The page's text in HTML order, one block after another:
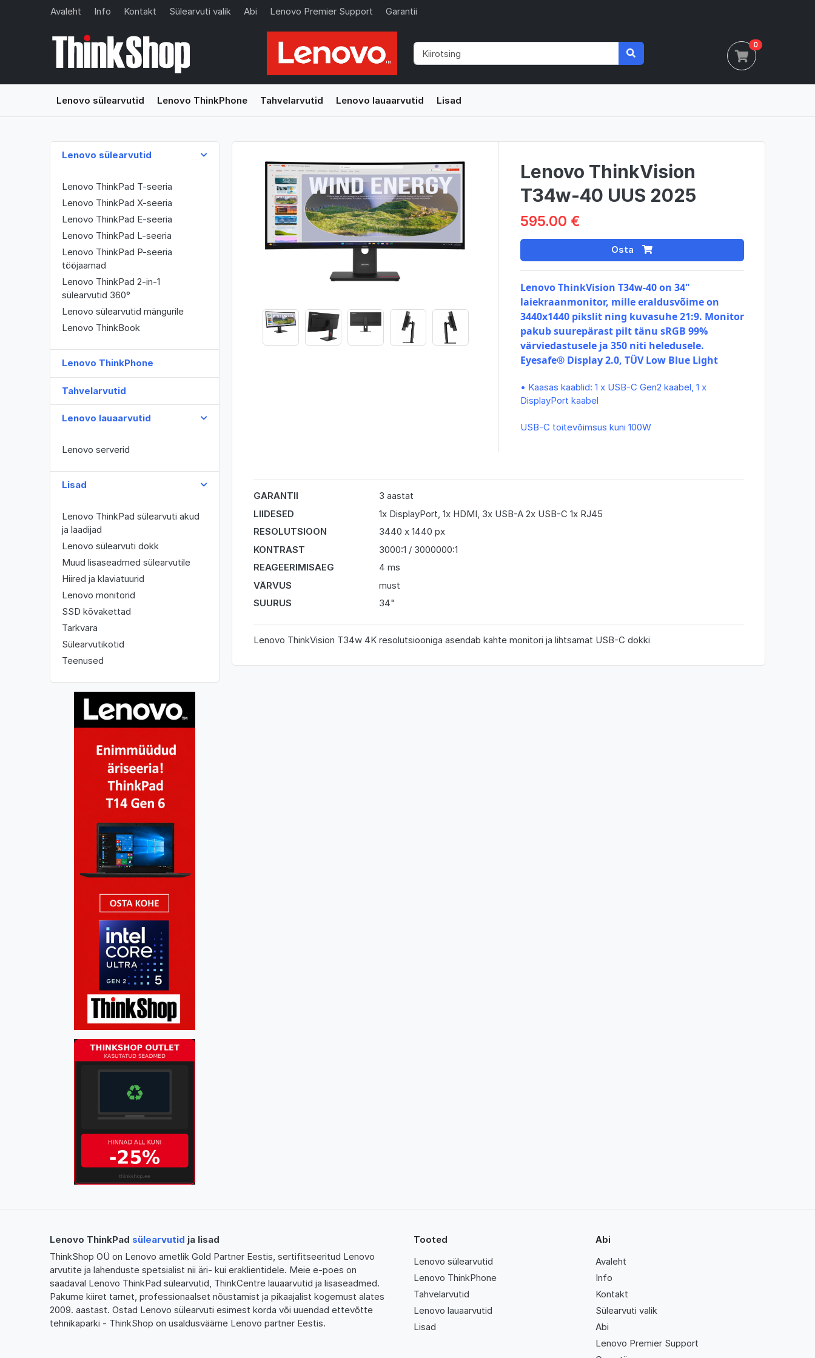
Avaleht Info Kontakt Sülearvuti valik Abi Lenovo Premier Support Garantii
0
Lenovo sülearvutid Lenovo ThinkPhone Tahvelarvutid Lenovo lauaarvutid Lisad
Lenovo sülearvutid
Lenovo ThinkPad T-seeria
Lenovo ThinkPad X-seeria
Lenovo ThinkPad E-seeria
Lenovo ThinkPad L-seeria
Lenovo ThinkPad P-seeria
tööjaamad
Lenovo ThinkPad 2-in-1
sülearvutid 360°
Lenovo sülearvutid mängurile
Lenovo ThinkBook
Lenovo ThinkPhone
Tahvelarvutid
Lenovo lauaarvutid
Lenovo serverid
Lisad
Lenovo ThinkPad sülearvuti akud
ja laadijad
Lenovo sülearvuti dokk
Muud lisaseadmed sülearvutile
Hiired ja klaviatuurid
Lenovo monitorid
SSD kõvakettad
Tarkvara
Sülearvutikotid
Teenused
Lenovo ThinkVision
T34w-40 UUS 2025
595.00 €
Osta
Lenovo ThinkVision T34w-40 on 34"
laiekraanmonitor, mille eraldusvõime on
3440x1440 pikslit ning kuvasuhe 21:9. Monitor
pakub suurepärast pilt tänu sRGB 99%
värviedastusele ja 350 niti heledusele.
Eyesafe® Display 2.0, TÜV Low Blue Light
• Kaasas kaablid: 1 x USB-C Gen2 kaabel, 1 x
DisplayPort kaabel
USB-C toitevõimsus kuni 100W
GARANTII
3 aastat
LIIDESED
1x DisplayPort, 1x HDMI, 3x USB-A 2x USB-C 1x RJ45
RESOLUTSIOON
3440 x 1440 px
KONTRAST
3000:1 / 3000000:1
REAGEERIMISAEG
4 ms
VÄRVUS
must
SUURUS
34"
Lenovo ThinkVision T34w 4K resolutsiooniga asendab kahte monitori ja lihtsamat USB-C dokki
Lenovo ThinkPad sülearvutid ja lisad
ThinkShop OÜ on Lenovo ametlik Gold Partner Eestis, sertifitseeritud Lenovo
arvutite ja lahenduste spetsialist nii äri- kui eraklientidele. Meie e-poes on
saadaval Lenovo ThinkPad sülearvutid, ThinkCentre lauaarvutid ja lisaseadmed.
Pakume kiiret tarnet, professionaalset nõustamist ja pikaajalist kogemust alates
2009. aastast. Ostad Lenovo sülearvuti esimest korda või uuendad ettevõtte
tehnikaparki - ThinkShop on usaldusväärne Lenovo partner Eestis.
Tooted
Lenovo sülearvutid
Lenovo ThinkPhone
Tahvelarvutid
Lenovo lauaarvutid
Lisad
Abi
Avaleht
Info
Kontakt
Sülearvuti valik
Abi
Lenovo Premier Support